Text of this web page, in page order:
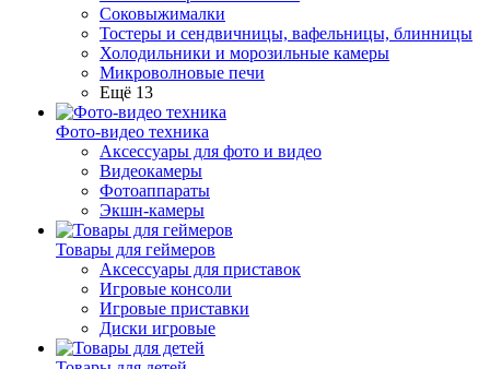
Соковыжималки
Тостеры и сендвичницы, вафельницы, блинницы
Холодильники и морозильные камеры
Микроволновые печи
Ещё 13
Фото-видео техника
Аксессуары для фото и видео
Видеокамеры
Фотоаппараты
Экшн-камеры
Товары для геймеров
Аксессуары для приставок
Игровые консоли
Игровые приставки
Диски игровые